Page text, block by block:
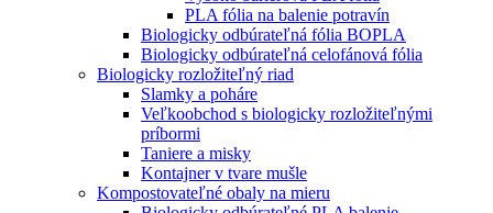
PLA fólia na balenie potravín
Biologicky odbúrateľná fólia BOPLA
Biologicky odbúrateľná celofánová fólia
Biologicky rozložiteľný riad
Slamky a poháre
Veľkoobchod s biologicky rozložiteľnými
príbormi
Taniere a misky
Kontajner v tvare mušle
Kompostovateľné obaly na mieru